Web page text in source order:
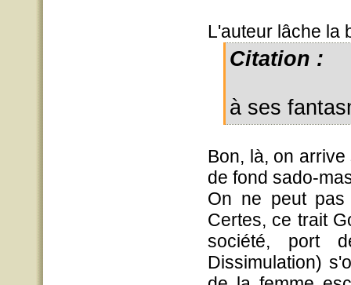
L'auteur lâche la
Citation :
à ses
Bon, là, on
de fond sado-
On ne peut
Certes, ce trait
société, port
Dissimulation)